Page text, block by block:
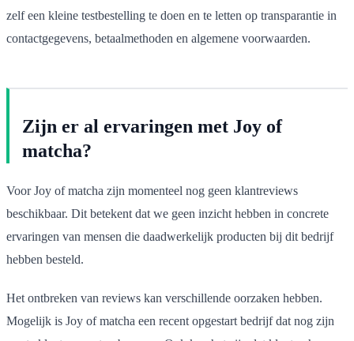
zelf een kleine testbestelling te doen en te letten op transparantie in
contactgegevens, betaalmethoden en algemene voorwaarden.
Zijn er al ervaringen met Joy of
matcha?
Voor Joy of matcha zijn momenteel nog geen klantreviews
beschikbaar. Dit betekent dat we geen inzicht hebben in concrete
ervaringen van mensen die daadwerkelijk producten bij dit bedrijf
hebben besteld.
Het ontbreken van reviews kan verschillende oorzaken hebben.
Mogelijk is Joy of matcha een recent opgestart bedrijf dat nog zijn